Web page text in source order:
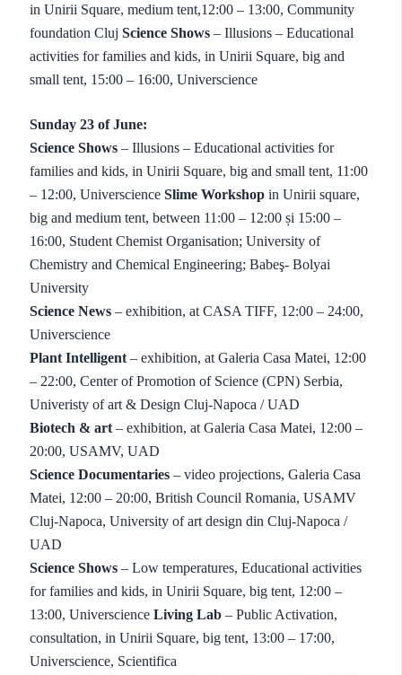
in Unirii Square, medium tent,12:00 – 13:00, Community
foundation Cluj Science Shows– Illusions – Educational
activities for families and kids, in Unirii Square, big and
small tent, 15:00 – 16:00, Universcience
Sunday 23 of June:
Science Shows– Illusions – Educational activities for
families and kids, in Unirii Square, big and small tent, 11:00
– 12:00, Universcience Slime Workshopin Unirii square,
big and medium tent, between 11:00 – 12:00 și 15:00 –
16:00, Student Chemist Organisation; University of
Chemistry and Chemical Engineering; Babeş- Bolyai
University
Science News– exhibition, at CASA TIFF, 12:00 – 24:00,
Universcience
Plant Intelligent– exhibition, at Galeria Casa Matei, 12:00
– 22:00, Center of Promotion of Science (CPN) Serbia,
Univeristy of art & Design Cluj-Napoca / UAD
Biotech & art– exhibition, at Galeria Casa Matei, 12:00 –
20:00, USAMV, UAD
Science Documentaries– video projections, Galeria Casa
Matei, 12:00 – 20:00, British Council Romania, USAMV
Cluj-Napoca, University of art design din Cluj-Napoca /
UAD
Science Shows– Low temperatures, Educational activities
for families and kids, in Unirii Square, big tent, 12:00 –
13:00, Universcience Living Lab– Public Activation,
consultation, in Unirii Square, big tent, 13:00 – 17:00,
Universcience, Scientifica